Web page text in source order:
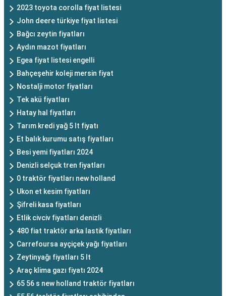
2023 toyota corolla fiyat listesi
John deere türkiye fiyat listesi
Bağcı zeytin fiyatları
Aydın mazot fiyatları
Egea fiyat listesi engelli
Bahçeşehir koleji mersin fiyat
Nostalji motor fiyatları
Tek akü fiyatları
Hatay hal fiyatları
Tarım kredi yağ 5 lt fiyatı
Et balık kurumu satış fiyatları
Besi yemi fiyatları 2024
Denizli selçuk tren fiyatları
0 traktör fiyatları new holland
Ukon et kesim fiyatları
Şifreli kasa fiyatları
Etlik civciv fiyatları denizli
480 fiat traktör arka lastik fiyatları
Carrefoursa ayçiçek yağı fiyatları
Zeytinyağı fiyatları 5 lt
Araç klima gazı fiyatı 2024
65 56 s new holland traktör fiyatları